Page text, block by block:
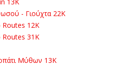
- Γιούχτα 22Κ
Routes 12K
Routes 31K
Μύθων 13Κ